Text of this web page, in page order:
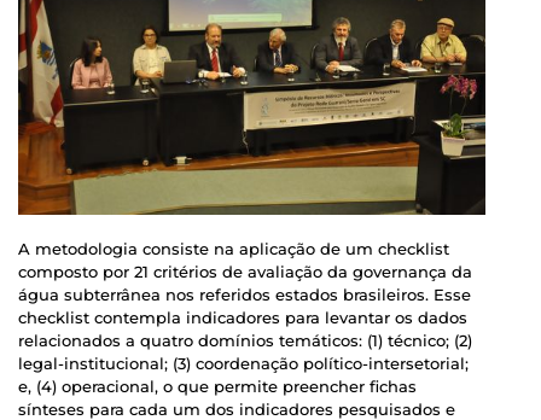
A metodologia consiste na aplicação de um checklist
composto por 21 critérios de avaliação da governança da
água subterrânea nos referidos estados brasileiros. Esse
checklist contempla indicadores para levantar os dados
relacionados a quatro domínios temáticos: (1) técnico; (2)
legal-institucional; (3) coordenação político-intersetorial;
e, (4) operacional, o que permite preencher fichas
sínteses para cada um dos indicadores pesquisados e